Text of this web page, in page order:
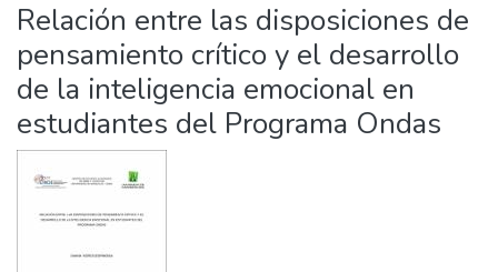
Statistics
Relación entre las disposiciones de
pensamiento crítico y el desarrollo
de la inteligencia emocional en
estudiantes del Programa Ondas